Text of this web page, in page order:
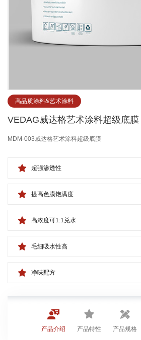
高品质涂料&艺术涂料
VEDAG威达格艺术涂料超级底膜
MDM-003威达格艺术涂料超级底膜
超强渗透性
提高色膜饱满度
高浓度可1:1兑水
毛细吸水性高
净味配方
产品介绍 产品特性 产品规格